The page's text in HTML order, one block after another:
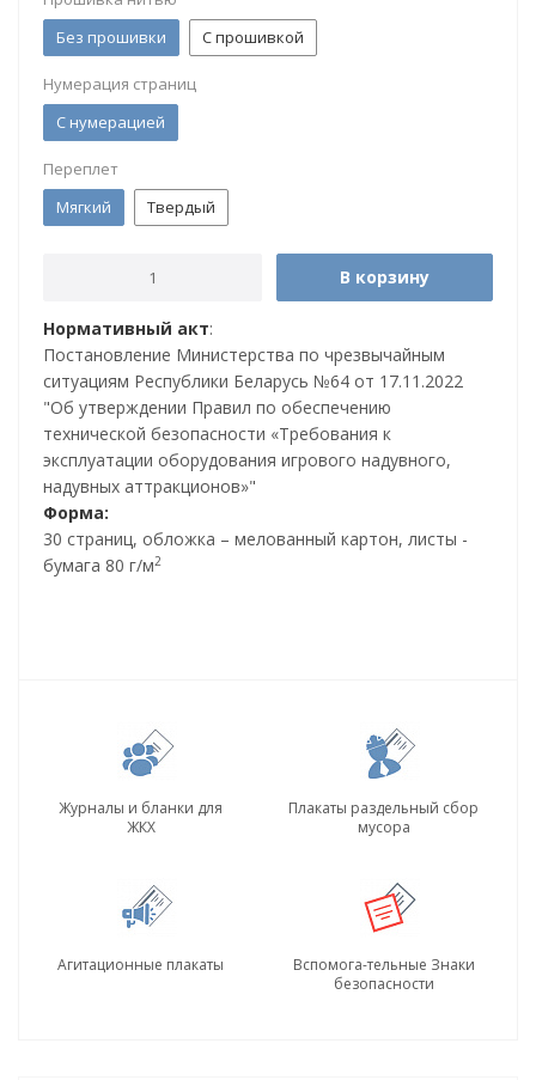
Без прошивки
С прошивкой
Нумерация страниц
С нумерацией
Переплет
Мягкий
Твердый
В корзину
Нормативный акт:
Постановление Министерства по чрезвычайным
ситуациям Республики Беларусь №64 от 17.11.2022
"Об утверждении Правил по обеспечению
технической безопасности «Требования к
эксплуатации оборудования игрового надувного,
надувных аттракционов»"
Форма:
30 страниц, обложка – мелованный картон, листы -
бумага 80 г/м2
Журналы и бланки для
ЖКХ
Плакаты раздельный сбор
мусора
Агитационные плакаты
Вспомога-тельные Знаки
безопасности